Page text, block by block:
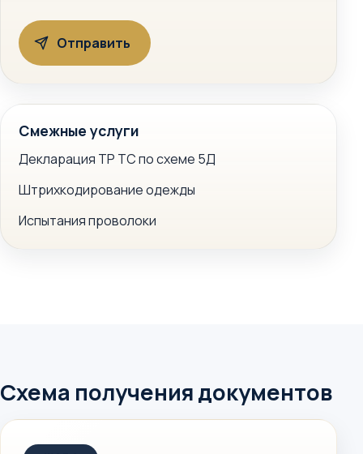
Смежные услуги
Декларация ТР ТС по схеме 5Д
Штрихкодирование одежды
Испытания проволоки
Схема получения документов